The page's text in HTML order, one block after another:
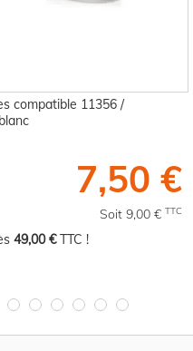
compatible 11356 /
7,50 €
Soit 9,00 € TTC
49,00 €TTC !